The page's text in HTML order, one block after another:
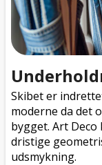
Skibet er
moderne da det
bygget. Art
dristige
udsmykning.